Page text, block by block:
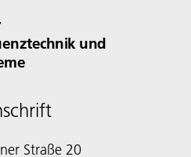
und
Straße 20